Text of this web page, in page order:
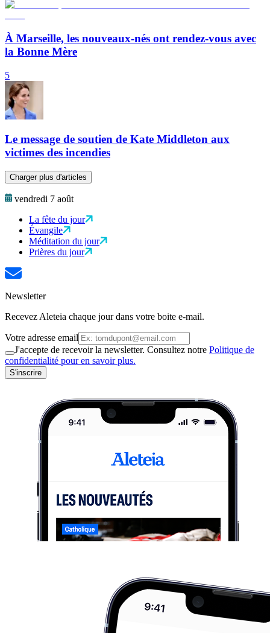
À Marseille, les nouveaux-nés ont rendez-vous avec
la Bonne Mère
5
Le message de soutien de Kate Middleton aux
victimes des incendies
Charger plus d'articles
vendredi 7 août
La fête du jour
Évangile
Méditation du jour
Prières du jour
Newsletter
Recevez Aleteia chaque jour dans votre boite e-mail.
Votre adresse email
J'accepte de recevoir la newsletter. Consultez notre Politique de
confidentialité pour en savoir plus.
S'inscrire